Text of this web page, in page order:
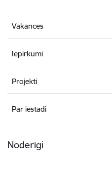
Vakances
Iepirkumi
Projekti
Par iestādi
Noderīgi